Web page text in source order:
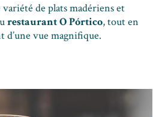
variété de plats madériens et
restaurant O Pórtico, tout en
d’une vue magnifique.